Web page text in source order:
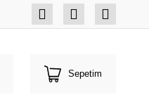
Sepetim